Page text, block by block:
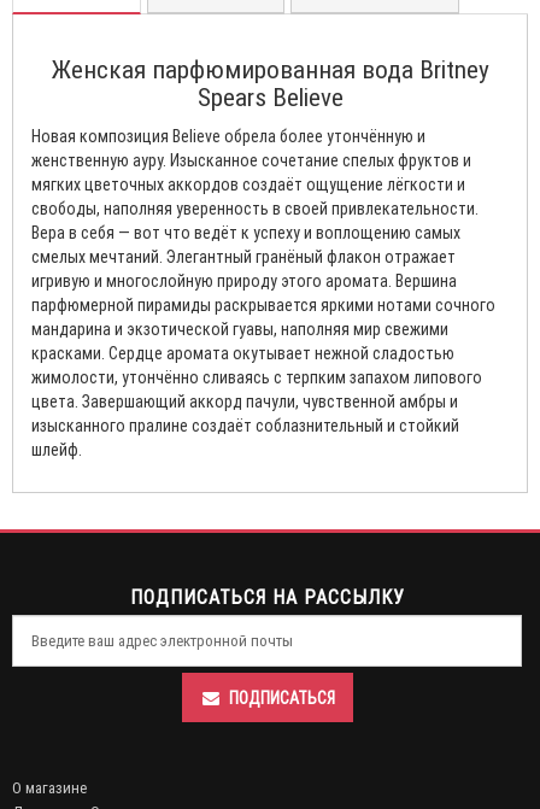
Женская парфюмированная вода Britney
Spears Believe
Новая композиция Believe обрела более утончённую и
женственную ауру. Изысканное сочетание спелых фруктов и
мягких цветочных аккордов создаёт ощущение лёгкости и
свободы, наполняя уверенность в своей привлекательности.
Вера в себя — вот что ведёт к успеху и воплощению самых
смелых мечтаний. Элегантный гранёный флакон отражает
игривую и многослойную природу этого аромата. Вершина
парфюмерной пирамиды раскрывается яркими нотами сочного
мандарина и экзотической гуавы, наполняя мир свежими
красками. Сердце аромата окутывает нежной сладостью
жимолости, утончённо сливаясь с терпким запахом липового
цвета. Завершающий аккорд пачули, чувственной амбры и
изысканного пралине создаёт соблазнительный и стойкий
шлейф.
ПОДПИСАТЬСЯ НА РАССЫЛКУ
ПОДПИСАТЬСЯ
О магазине